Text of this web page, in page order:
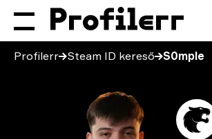
Profilerr Steam ID kereső S0mple